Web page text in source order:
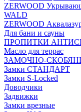
ZERWOOD
WALD
ZERWOOD
Для бани и сауны
ПРОПИТКИ
Масло для террас
ЗАМОЧНО-
Замки СТАНДАРТ
Замки S-Locked
Доводчики
Задвижки
Замки врезные